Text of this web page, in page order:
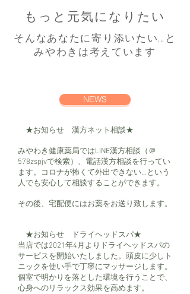
​もっと元気になりたい
​そんなあなたに寄り添いたい…と
みやわきは考えています
NEWS
★お知らせ 漢方ネット相談★
みやわき健康薬局ではLINE漢方相談（＠
578zspjvで検索）、電話漢方相談を行ってい
ます。コロナが怖くて外出できない…という
人でも安心して相談することができます。
その後、宅配便にはお薬をお送り致します。
★お知らせ ドライヘッドスパ★
当店では2021年4月よりドライヘッドスパの
サービスを開始いたしました。頭皮に少しト
ニックを使い手で丁寧にマッサージします。
個室で明かりを落とした環境を行うことで、
心身へのリラックス効果を高めます。